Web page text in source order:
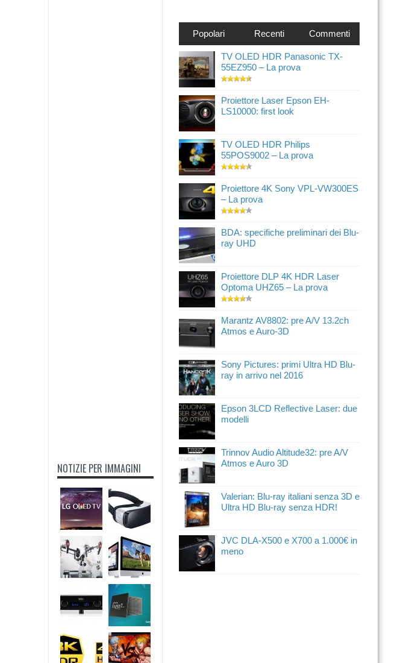
NOTIZIE PER IMMAGINI
Popolari Recenti Commenti
TV OLED HDR Panasonic TX-
55EZ950 – La prova
Proiettore Laser Epson EH-
LS10000: first look
TV OLED HDR Philips
55POS9002 – La prova
Proiettore 4K Sony VPL-VW300ES
– La prova
BDA: specifiche preliminari dei Blu-
ray UHD
Proiettore DLP 4K HDR Laser
Optoma UHZ65 – La prova
Marantz AV8802: pre A/V 13.2ch
Atmos e Auro-3D
Sony Pictures: primi Ultra HD Blu-
ray in arrivo nel 2016
Epson 3LCD Reflective Laser: due
modelli
Trinnov Audio Altitude32: pre A/V
Atmos e Auro 3D
Valerian: Blu-ray italiani senza 3D e
Ultra HD Blu-ray senza HDR!
JVC DLA-X500 e X700 a 1.000€ in
meno